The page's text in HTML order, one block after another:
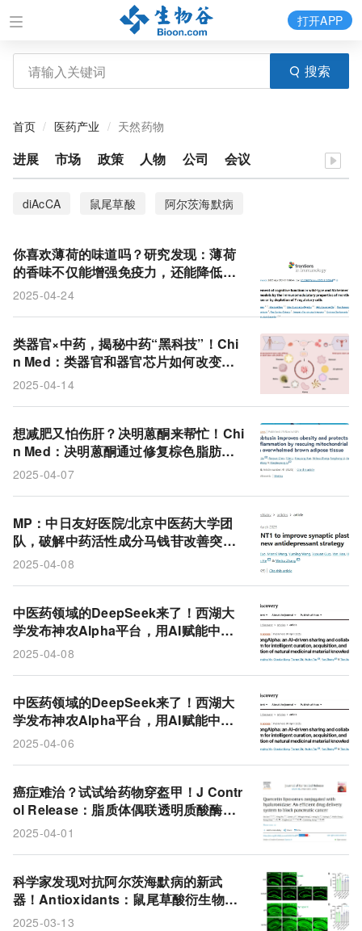
搜索
打开APP
首页 医药产业 天然药物
进展 市场 政策 人物 公司 会议
diAcCA 鼠尾草酸 阿尔茨海默病
你喜欢薄荷的味道吗？研究发现：薄荷
的香味不仅能增强免疫力，还能降低大
脑炎症因子水平，甚至延缓阿尔茨海默
2025-04-24
类器官×中药，揭秘中药“黑科技”！Chi
n Med：类器官和器官芯片如何改变传
统医学？
2025-04-14
想减肥又怕伤肝？决明蒽酮来帮忙！Chi
n Med：决明蒽酮通过修复棕色脂肪线
粒体，实现抗肥胖与护肝双赢
2025-04-07
MP：中日友好医院/北京中医药大学团
队，破解中药活性成分马钱苷改善突触
可塑性、抗抑郁的机制！
2025-04-08
中医药领域的DeepSeek来了！西湖大
学发布神农Alpha平台，用AI赋能中医
药全球共享
2025-04-08
中医药领域的DeepSeek来了！西湖大
学发布神农Alpha平台，用AI赋能中医
药全球共享
2025-04-06
癌症难治？试试给药物穿盔甲！J Contr
ol Release：脂质体偶联透明质酸酶，
或能有效狙击胰腺癌
2025-04-01
科学家发现对抗阿尔茨海默病的新武
器！Antioxidants：鼠尾草酸衍生物di
AcCA有望用于治疗阿尔茨海默病
2025-03-13